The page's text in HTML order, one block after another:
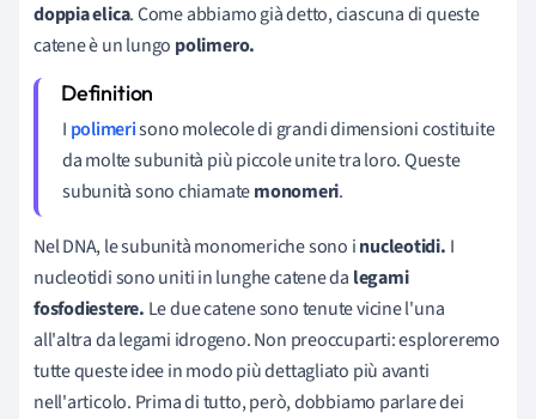
doppia elica. Come abbiamo già detto, ciascuna di queste
catene è un lungo polimero.
I polimerisono molecole di grandi dimensioni costituite
da molte subunità più piccole unite tra loro. Queste
subunità sono chiamatemonomeri.
Nel DNA, le subunità monomeriche sono inucleotidi. I
nucleotidi sono uniti in lunghe catene da legami
fosfodiestere. Le due catene sono tenute vicine l'una
all'altra da legami idrogeno. Non preoccuparti: esploreremo
tutte queste idee in modo più dettagliato più avanti
nell'articolo. Prima di tutto, però, dobbiamo parlare dei